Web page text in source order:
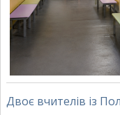
Двоє вчителів із